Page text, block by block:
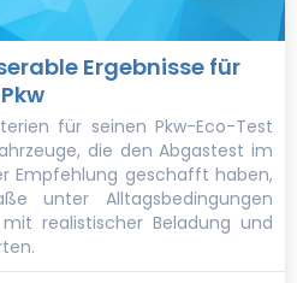
Ergebnisse für
für seinen Pkw-Eco-Test
die den Abgastest im
Empfehlung geschafft haben,
unter Alltagsbedingungen
realistischer Beladung und